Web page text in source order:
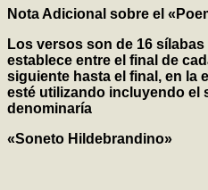
Nota Adicional sobre el
Los versos son de 16
establece entre el final de
siguiente hasta el final, en la
esté utilizando incluyendo el
denominaría
«Soneto Hildebrandino»